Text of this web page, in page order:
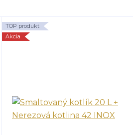
TOP produkt
Akcia